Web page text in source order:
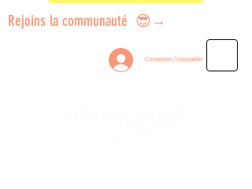
Rejoins la communauté 😎→
Connexion / Inscription